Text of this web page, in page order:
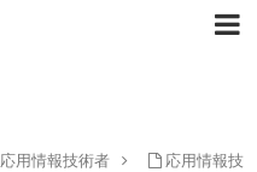
応用情報技術者
応用情報技